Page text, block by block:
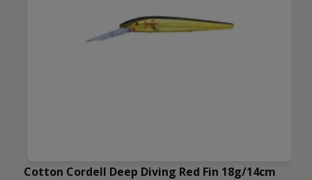
Cotton Cordell Deep Diving Red Fin 18g/14cm